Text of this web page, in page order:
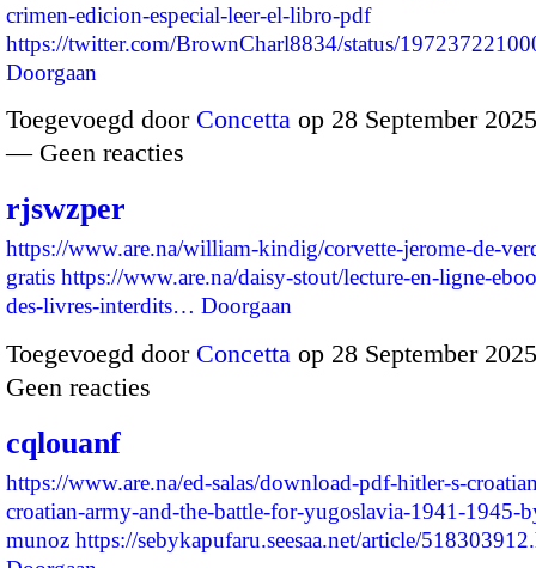
crimen-edicion-especial-leer-el-libro-pdf
https://twitter.com/BrownCharl8834/status/
Doorgaan
Toegevoegd door Concetta op 28 September
— Geen reacties
rjswzper
https://www.are.na/william-kindig/corvette-jerome-de-
gratis https://www.are.na/daisy-stout/lecture-en-ligne-
des-livres-interdits… Doorgaan
Toegevoegd door Concetta op 28 September
Geen reacties
cqlouanf
https://www.are.na/ed-salas/download-pdf-hitler-s-
croatian-army-and-the-battle-for-yugoslavia-1941-1945-
munoz https://sebykapufaru.seesaa.net/article/